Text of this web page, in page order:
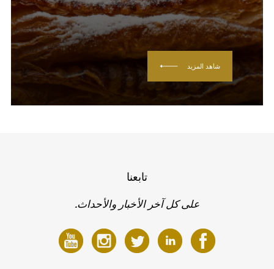
شاهد المزيد
تابعنا
على كل آخر الأخبار والأحداث.